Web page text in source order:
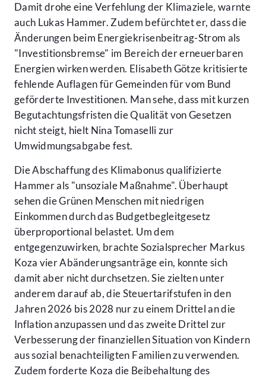
Damit drohe eine Verfehlung der Klimaziele, warnte
auch Lukas Hammer. Zudem befürchtet er, dass die
Änderungen beim Energiekrisenbeitrag-Strom als
"Investitionsbremse" im Bereich der erneuerbaren
Energien wirken werden. Elisabeth Götze kritisierte
fehlende Auflagen für Gemeinden für vom Bund
geförderte Investitionen. Man sehe, dass mit kurzen
Begutachtungsfristen die Qualität von Gesetzen
nicht steigt, hielt Nina Tomaselli zur
Umwidmungsabgabe fest.
Die Abschaffung des Klimabonus qualifizierte
Hammer als "unsoziale Maßnahme". Überhaupt
sehen die Grünen Menschen mit niedrigen
Einkommen durch das Budgetbegleitgesetz
überproportional belastet. Um dem
entgegenzuwirken, brachte Sozialsprecher Markus
Koza vier Abänderungsanträge ein, konnte sich
damit aber nicht durchsetzen. Sie zielten unter
anderem darauf ab, die Steuertarifstufen in den
Jahren 2026 bis 2028 nur zu einem Drittel an die
Inflation anzupassen und das zweite Drittel zur
Verbesserung der finanziellen Situation von Kindern
aus sozial benachteiligten Familien zu verwenden.
Zudem forderte Koza die Beibehaltung des